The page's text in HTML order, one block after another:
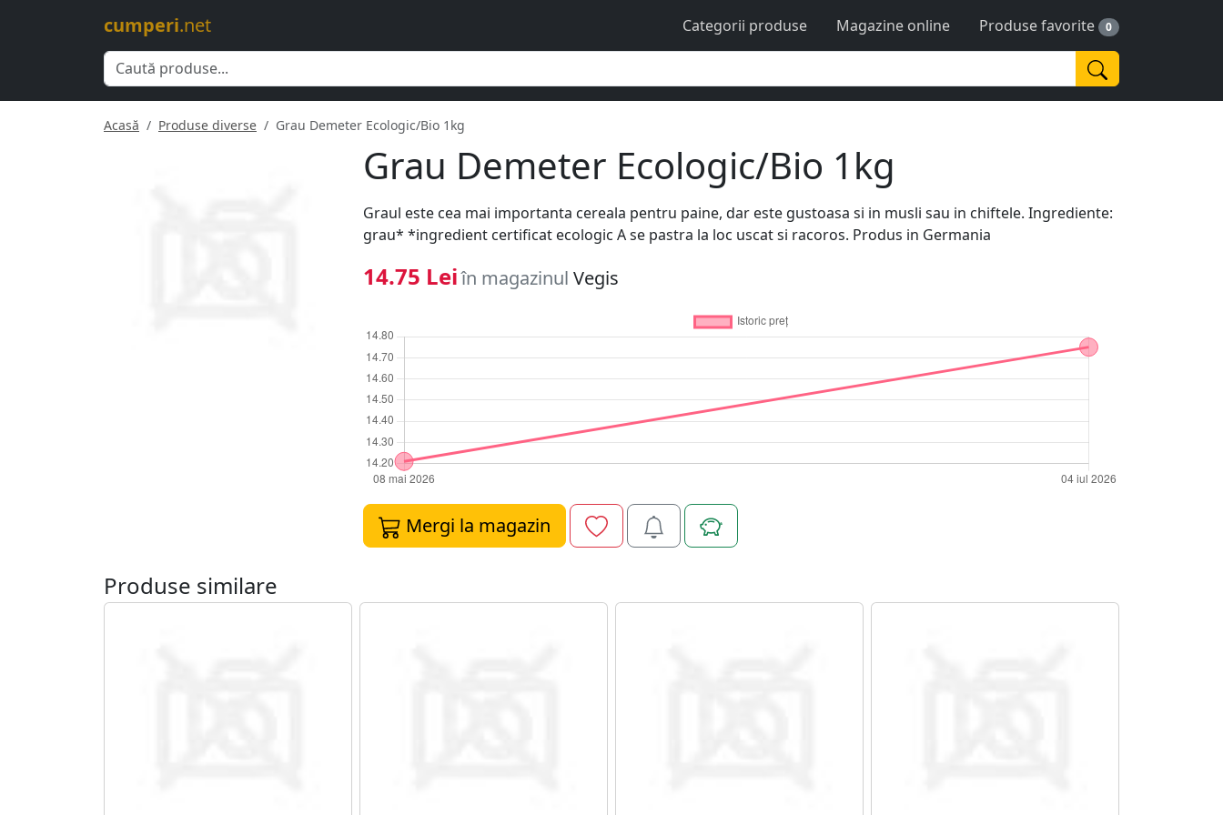
cumperi.net Categorii produse Magazine online Produse favorite 0
Acasă Produse diverse Grau Demeter Ecologic/Bio 1kg
Grau Demeter Ecologic/Bio 1kg
Graul este cea mai importanta cereala pentru paine, dar este gustoasa si in musli sau in chiftele. Ingrediente:
grau* *ingredient certificat ecologic A se pastra la loc uscat si racoros. Produs in Germania
14.75 Leiîn magazinul Vegis
Mergi la magazin
Produse similare